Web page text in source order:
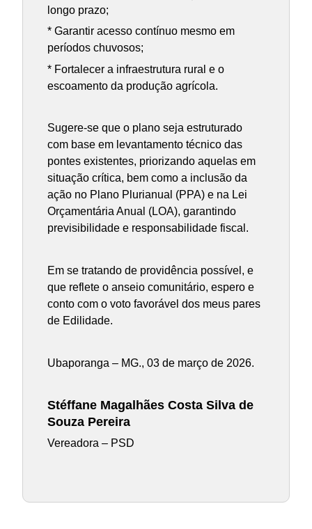
longo prazo;
* Garantir acesso contínuo mesmo em
períodos chuvosos;
* Fortalecer a infraestrutura rural e o
escoamento da produção agrícola.
Sugere-se que o plano seja estruturado
com base em levantamento técnico das
pontes existentes, priorizando aquelas em
situação crítica, bem como a inclusão da
ação no Plano Plurianual (PPA) e na Lei
Orçamentária Anual (LOA), garantindo
previsibilidade e responsabilidade fiscal.
Em se tratando de providência possível, e
que reflete o anseio comunitário, espero e
conto com o voto favorável dos meus pares
de Edilidade.
Ubaporanga – MG., 03 de março de 2026.
Stéffane Magalhães Costa Silva de
Souza Pereira
Vereadora – PSD